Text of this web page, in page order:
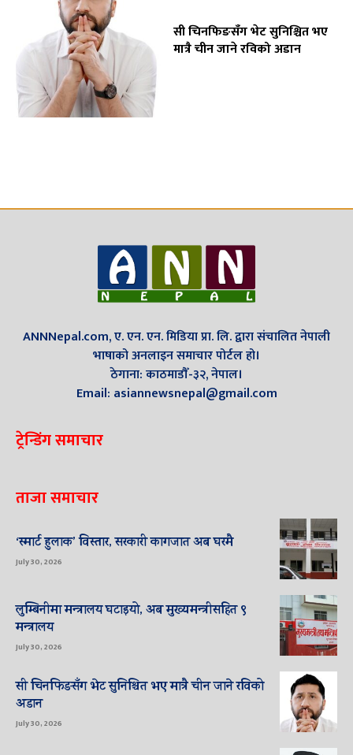
सी चिनफिङसँग भेट सुनिश्चित भए
मात्रै चीन जाने रविको अडान
ANNNepal.com, ए. एन. एन. मिडिया प्रा. लि. द्वारा संचालित नेपाली
भाषाको अनलाइन समाचार पोर्टल हो।
ठेगाना: काठमाडौँ-३२, नेपाल।
Email: asiannewsnepal@gmail.com
ट्रेन्डिंग समाचार
ताजा समाचार
‘स्मार्ट हुलाक’ विस्तार, सरकारी कागजात अब घरमै
July 30, 2026
लुम्बिनीमा मन्त्रालय घटाइयो, अब मुख्यमन्त्रीसहित ९
मन्त्रालय
July 30, 2026
सी चिनफिङसँग भेट सुनिश्चित भए मात्रै चीन जाने रविको
अडान
July 30, 2026